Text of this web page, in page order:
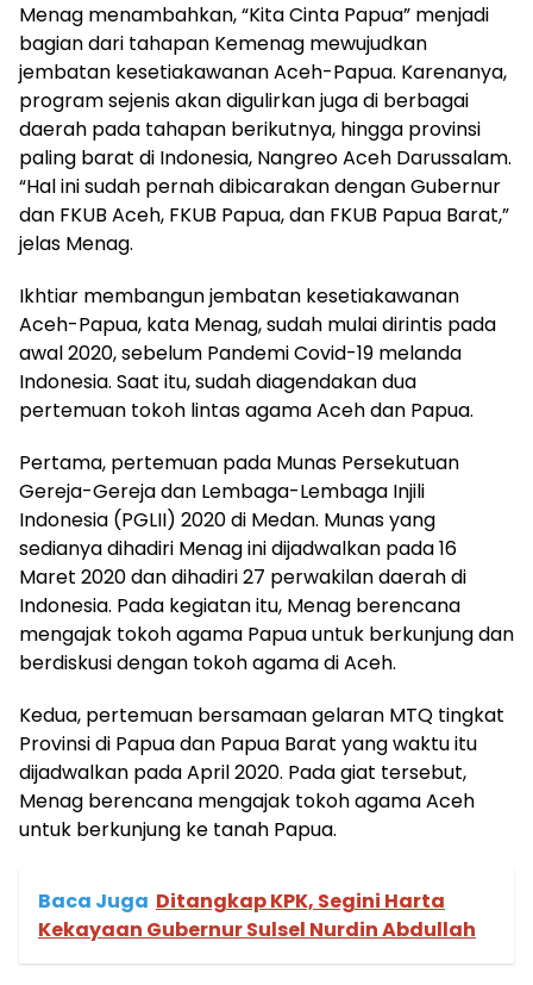
Menag menambahkan, “Kita Cinta Papua” menjadi
bagian dari tahapan Kemenag mewujudkan
jembatan kesetiakawanan Aceh-Papua. Karenanya,
program sejenis akan digulirkan juga di berbagai
daerah pada tahapan berikutnya, hingga provinsi
paling barat di Indonesia, Nangreo Aceh Darussalam.
“Hal ini sudah pernah dibicarakan dengan Gubernur
dan FKUB Aceh, FKUB Papua, dan FKUB Papua Barat,”
jelas Menag.
Ikhtiar membangun jembatan kesetiakawanan
Aceh-Papua, kata Menag, sudah mulai dirintis pada
awal 2020, sebelum Pandemi Covid-19 melanda
Indonesia. Saat itu, sudah diagendakan dua
pertemuan tokoh lintas agama Aceh dan Papua.
Pertama, pertemuan pada Munas Persekutuan
Gereja-Gereja dan Lembaga-Lembaga Injili
Indonesia (PGLII) 2020 di Medan. Munas yang
sedianya dihadiri Menag ini dijadwalkan pada 16
Maret 2020 dan dihadiri 27 perwakilan daerah di
Indonesia. Pada kegiatan itu, Menag berencana
mengajak tokoh agama Papua untuk berkunjung dan
berdiskusi dengan tokoh agama di Aceh.
Kedua, pertemuan bersamaan gelaran MTQ tingkat
Provinsi di Papua dan Papua Barat yang waktu itu
dijadwalkan pada April 2020. Pada giat tersebut,
Menag berencana mengajak tokoh agama Aceh
untuk berkunjung ke tanah Papua.
Baca Juga Ditangkap KPK, Segini Harta
Kekayaan Gubernur Sulsel Nurdin Abdullah